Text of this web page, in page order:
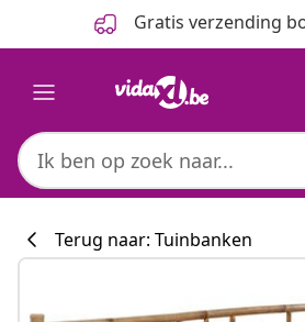
Gratis verzending
Terug naar: Tuinbanken